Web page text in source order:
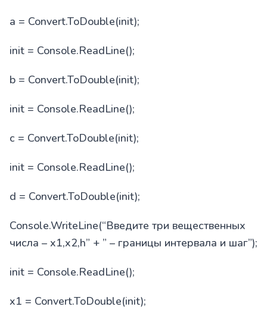
a = Convert.ToDouble(init);
init = Console.ReadLine();
b = Convert.ToDouble(init);
init = Console.ReadLine();
c = Convert.ToDouble(init);
init = Console.ReadLine();
d = Convert.ToDouble(init);
Console.WriteLine(“Введите три вещественных
числа – x1,x2,h” + ” – границы интервала и шаг”);
init = Console.ReadLine();
x1 = Convert.ToDouble(init);